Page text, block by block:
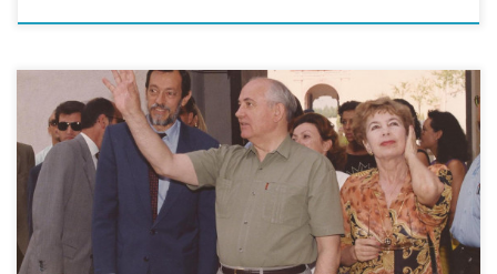
El Consejo de Ministros decretó aquel 29 de Enero de 1993 la
extinción de la Comisaría de la Exposición Universal de Sevilla
y, por consiguiente, el cese de Emilio Cassinello como
Comisario General de la Muestra Universal, después de
trabajar en ella en diferentes cargos durante más de 7 años, […]